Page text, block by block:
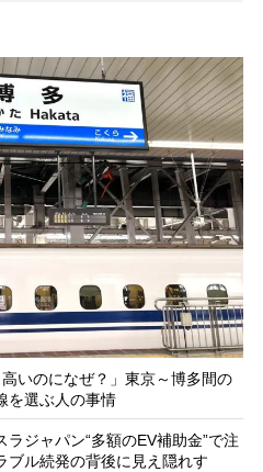
いのになぜ？」東京～博多間の
を選ぶ人の事情
ラジャパン“多額のEV補助金”で注
ル続発の背後に見え隠れす